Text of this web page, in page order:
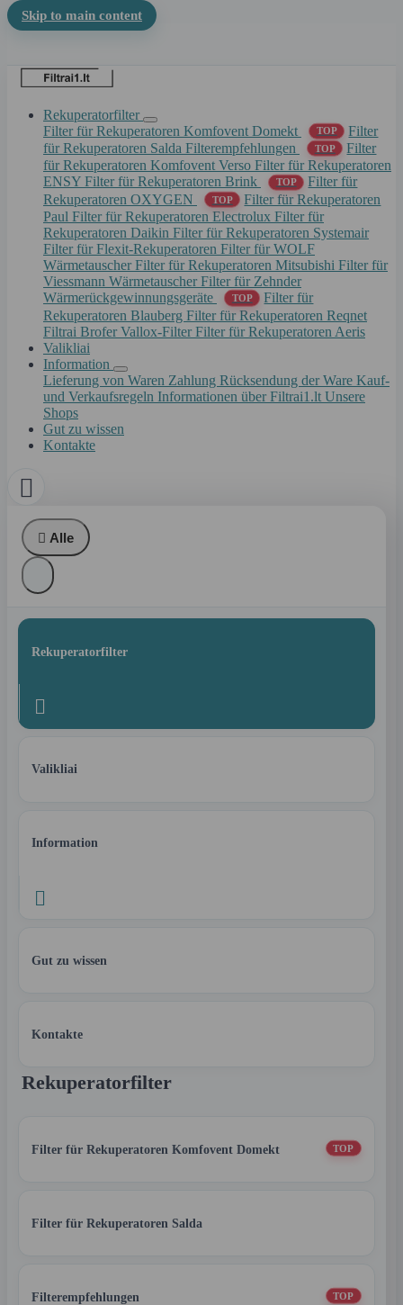
Skip to main content
Rekuperatorfilter
Filter für Rekuperatoren Komfovent Domekt
TOP
Filter
für Rekuperatoren Salda Filterempfehlungen TOP
Filter
für Rekuperatoren Komfovent Verso Filter für Rekuperatoren
ENSY Filter für Rekuperatoren Brink TOP
Filter für
Rekuperatoren OXYGEN
TOP
Filter für Rekuperatoren
Paul Filter für Rekuperatoren Electrolux Filter für
Rekuperatoren Daikin Filter für Rekuperatoren Systemair
Filter für Flexit-Rekuperatoren Filter für WOLF
Wärmetauscher Filter für Rekuperatoren Mitsubishi Filter für
Viessmann Wärmetauscher Filter für Zehnder
Wärmerückgewinnungsgeräte
TOP
Filter für
Rekuperatoren Blauberg Filter für Rekuperatoren Reqnet
Filtrai Brofer Vallox-Filter Filter für Rekuperatoren Aeris
Valikliai
Information
Lieferung von Waren Zahlung Rücksendung der Ware Kauf-
und Verkaufsregeln Informationen über Filtrai1.lt Unsere
Shops
Gut zu wissen
Kontakte

 Alle
Rekuperatorfilter

Valikliai
Information

Gut zu wissen
Kontakte
Rekuperatorfilter
Filter für Rekuperatoren Komfovent Domekt TOP
Filter für Rekuperatoren Salda
Filterempfehlungen TOP